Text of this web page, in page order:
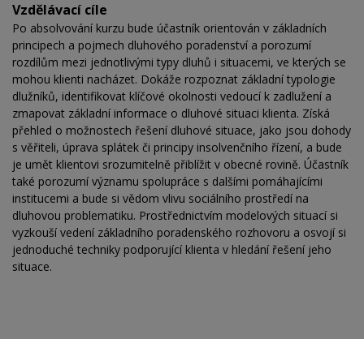
Vzdělávací cíle
Po absolvování kurzu bude účastník orientován v základních
principech a pojmech dluhového poradenství a porozumí
rozdílům mezi jednotlivými typy dluhů i situacemi, ve kterých se
mohou klienti nacházet. Dokáže rozpoznat základní typologie
dlužníků, identifikovat klíčové okolnosti vedoucí k zadlužení a
zmapovat základní informace o dluhové situaci klienta. Získá
přehled o možnostech řešení dluhové situace, jako jsou dohody
s věřiteli, úprava splátek či principy insolvenčního řízení, a bude
je umět klientovi srozumitelně přiblížit v obecné rovině. Účastník
také porozumí významu spolupráce s dalšími pomáhajícími
institucemi a bude si vědom vlivu sociálního prostředí na
dluhovou problematiku. Prostřednictvím modelových situací si
vyzkouší vedení základního poradenského rozhovoru a osvojí si
jednoduché techniky podporující klienta v hledání řešení jeho
situace.